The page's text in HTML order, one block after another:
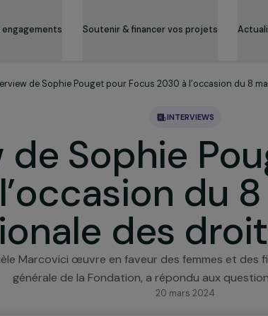
& ses engagements Soutenir & financer vos
Interview de Sophie Pouget pour Focus 2030 à
de Sophie
l’occasion
des
Danièle Marcovici œuvre en faveur des